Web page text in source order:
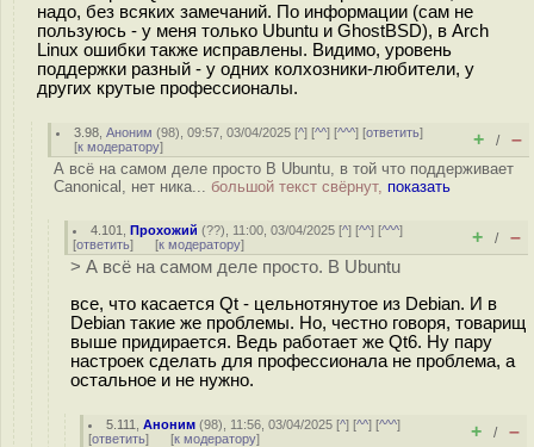
надо, без всяких замечаний. По информации (сам не
пользуюсь - у меня только Ubuntu и GhostBSD), в Arch
Linux ошибки также исправлены. Видимо, уровень
поддержки разный - у одних колхозники-любители, у
других крутые профессионалы.
3.98 ,Аноним (98), 09:57, 03/04/2025 [^] [^^] [^^^] [ответить]
[к модератору] + / –
А всё на самом деле просто В Ubuntu, в той что поддерживает
Canonical, нет ника... большой текст свёрнут, показать
4.101 ,Прохожий (??), 11:00, 03/04/2025 [^] [^^] [^^^]
[ответить] [к модератору] + / –
> А всё на самом деле просто. В Ubuntu
все, что касается Qt - цельнотянутое из Debian. И в
Debian такие же проблемы. Но, честно говоря, товарищ
выше придирается. Ведь работает же Qt6. Ну пару
настроек сделать для профессионала не проблема, а
остальное и не нужно.
5.111 ,Аноним (98), 11:56, 03/04/2025 [^] [^^] [^^^]
[ответить] [к модератору] + / –